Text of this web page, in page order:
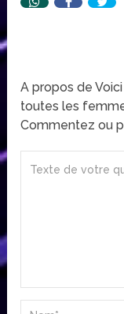
A propos de
toutes les
Commentez ou